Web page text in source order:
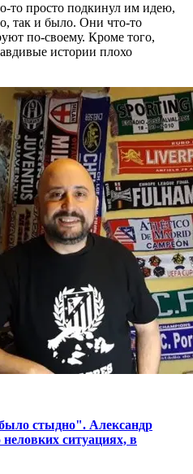
то просто подкинул им идею,
так и было. Они что-то
по-своему. Кроме того,
истории плохо
стыдно". Александр
ситуациях, в